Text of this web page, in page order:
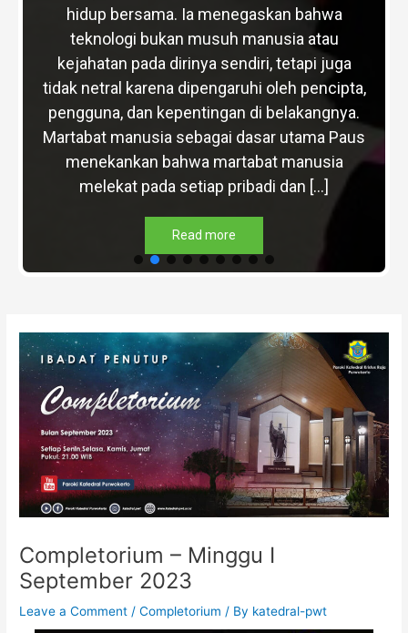
hidup bersama. Ia menegaskan bahwa
teknologi bukan musuh manusia atau
kejahatan pada dirinya sendiri, tetapi juga
tidak netral karena dipengaruhi oleh pencipta,
pengguna, dan kepentingan di belakangnya.
Martabat manusia sebagai dasar utama Paus
menekankan bahwa martabat manusia
melekat pada setiap pribadi dan […]
Read more
Completorium – Minggu I
September 2023
Leave a Comment /Completorium / By katedral-pwt
navigation